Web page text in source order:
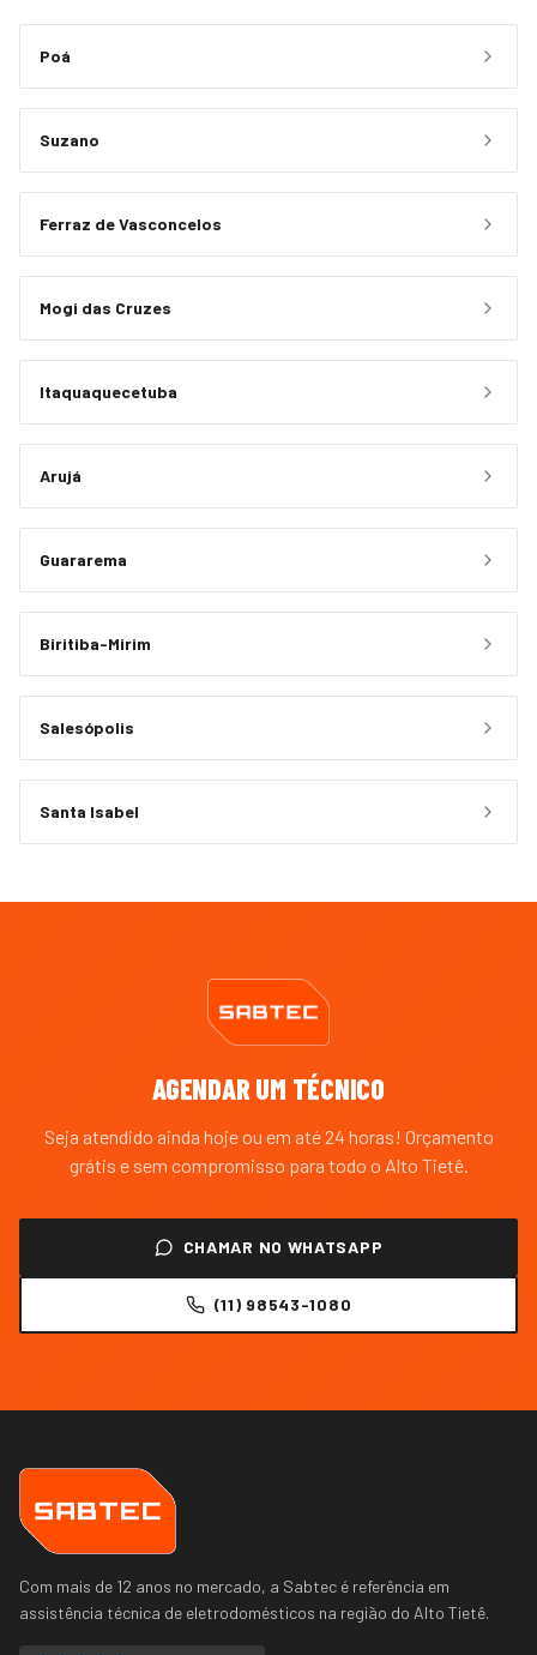
Poá
Suzano
Ferraz de Vasconcelos
Mogi das Cruzes
Itaquaquecetuba
Arujá
Guararema
Biritiba-Mirim
Salesópolis
Santa Isabel
AGENDAR UM TÉCNICO
Seja atendido ainda hoje ou em até 24 horas! Orçamento
grátis e sem compromisso para todo o Alto Tietê.
CHAMAR NO WHATSAPP
(11) 98543-1080
Com mais de 12 anos no mercado, a Sabtec é referência em
assistência técnica de eletrodomésticos na região do Alto Tietê.